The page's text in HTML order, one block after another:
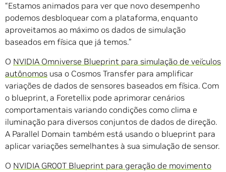
“Estamos animados para ver que novo desempenho
podemos desbloquear com a plataforma, enquanto
aproveitamos ao máximo os dados de simulação
baseados em física que já temos.”
O NVIDIA Omniverse Blueprint para simulação de veículos
autônomos usa o Cosmos Transfer para amplificar
variações de dados de sensores baseados em física. Com
o blueprint, a Foretellix pode aprimorar cenários
comportamentais variando condições como clima e
iluminação para diversos conjuntos de dados de direção.
A Parallel Domain também está usando o blueprint para
aplicar variações semelhantes à sua simulação de sensor.
O NVIDIA GR00T Blueprint para geração de movimento